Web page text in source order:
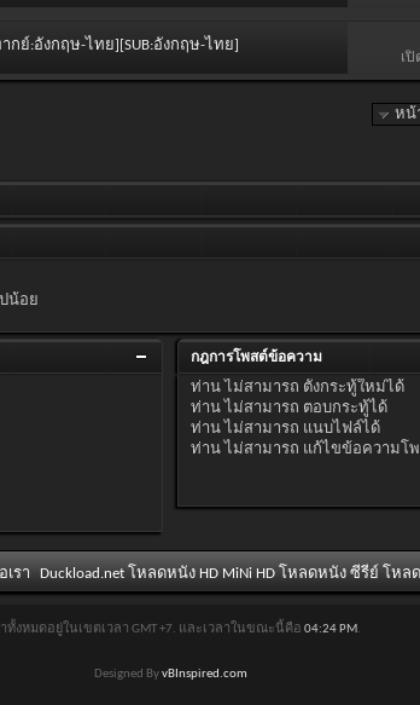
กย์:อังกฤษ-ไทย][SUB:อังกฤษ-ไทย]
เปิ
หน้
น้อย
กฎการโพสต์ข้อความ
ท่านไม่สามารถ ตั้งกระทู้ใหม่ได้
ท่านไม่สามารถ ตอบกระทู้ได้
ท่านไม่สามารถ แนบไฟล์ได้
ท่านไม่สามารถ แก้ไขข้อความโ
เรา Duckload.net โหลดหนัง HD MiNi HD โหลดหนัง ซีรีย์ โห
าทั้งหมดอยู่ในเขตเวลา GMT +7. และเวลาในขณะนี้คือ 04:24 PM.
Designed ByvBInspired.com